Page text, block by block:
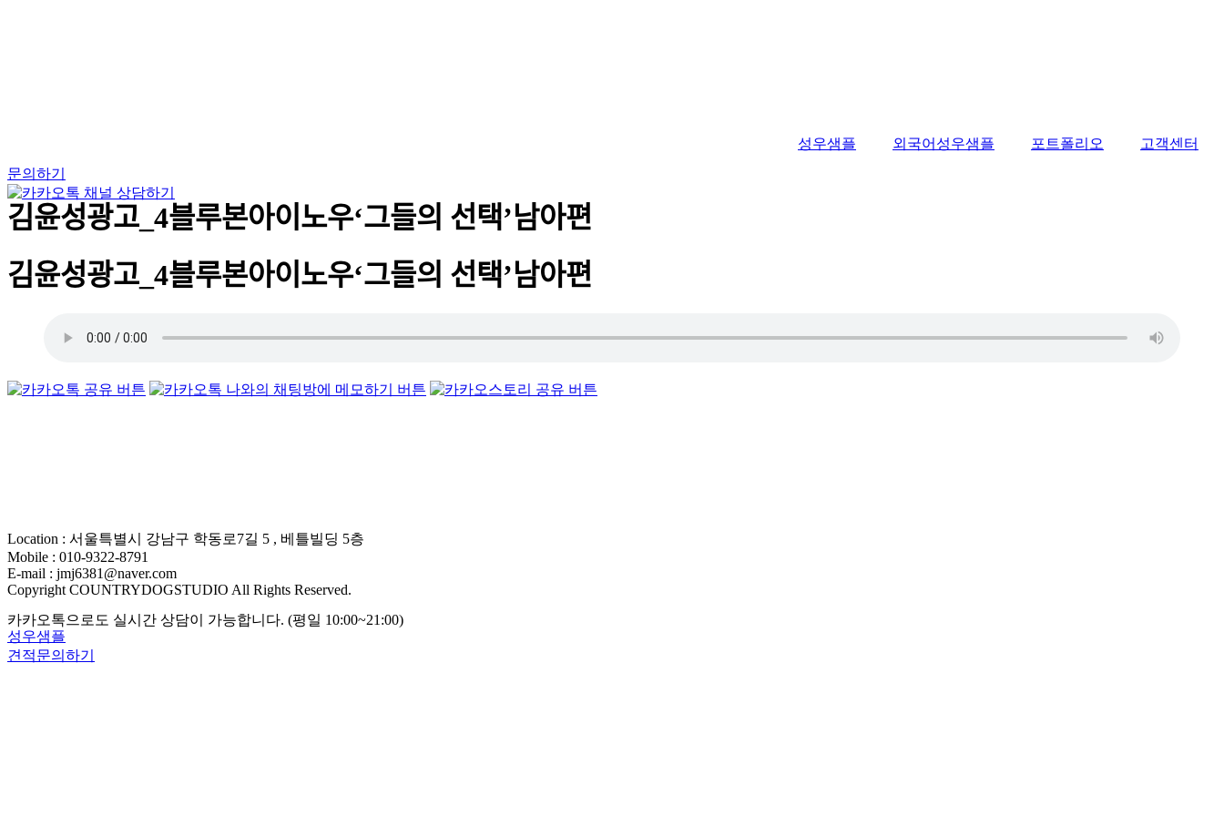
성우샘플 외국어성우샘플 포트폴리오
고객센터
문의하기
김윤성광고_4블루본아이노우‘그들의 선택’남아편
김윤성광고_4블루본아이노우‘그들의 선택’남아편
Location : 서울특별시 강남구 학동로7길 5 , 베틀빌딩 5층
Mobile : 010-9322-8791
E-mail : jmj6381@naver.com
Copyright COUNTRYDOGSTUDIO All Rights Reserved.
카카오톡으로도 실시간 상담이 가능합니다. (평일 10:00~21:00)
성우샘플
견적문의하기